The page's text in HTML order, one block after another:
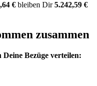
€ bleiben Dir5.242,59 €
zusammen
Bezüge verteilen: